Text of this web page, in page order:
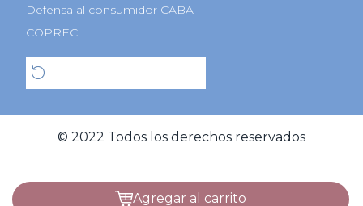
agregar al carrito
Defensa al consumidor CABA
COPREC
© 2022 Todos los derechos reservados